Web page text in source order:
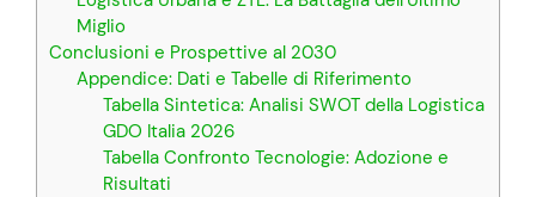
Miglio
Conclusioni e Prospettive al 2030
Appendice: Dati e Tabelle di Riferimento
Tabella Sintetica: Analisi SWOT della Logistica
GDO Italia 2026
Tabella Confronto Tecnologie: Adozione e
Risultati